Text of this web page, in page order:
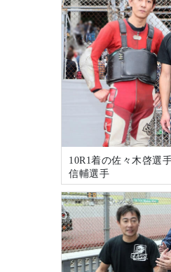
10R1着の佐々木啓選
信輔選手